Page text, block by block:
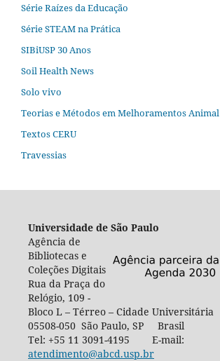
Série Raízes da Educação
Série STEAM na Prática
SIBiUSP 30 Anos
Soil Health News
Solo vivo
Teorias e Métodos em Melhoramentos Animal
Textos CERU
Travessias
Universidade de São Paulo
Agência de
Bibliotecas e
Coleções Digitais
Rua da Praça do
Relógio, 109 -
Bloco L – Térreo – Cidade Universitária
05508-050 São Paulo, SP Brasil
Tel: +55 11 3091-4195 E-mail:
atendimento@abcd.usp.br